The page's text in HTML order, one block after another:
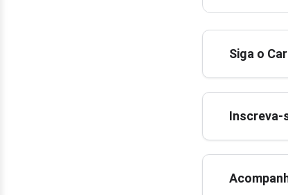
Siga o
Inscreva-